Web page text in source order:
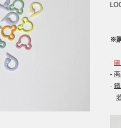
※
-
-
-